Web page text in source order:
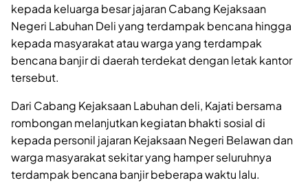
kepada keluarga besar jajaran Cabang Kejaksaan
Negeri Labuhan Deli yang terdampak bencana hingga
kepada masyarakat atau warga yang terdampak
bencana banjir di daerah terdekat dengan letak kantor
tersebut.
Dari Cabang Kejaksaan Labuhan deli, Kajati bersama
rombongan melanjutkan kegiatan bhakti sosial di
kepada personil jajaran Kejaksaan Negeri Belawan dan
warga masyarakat sekitar yang hamper seluruhnya
terdampak bencana banjir beberapa waktu lalu.